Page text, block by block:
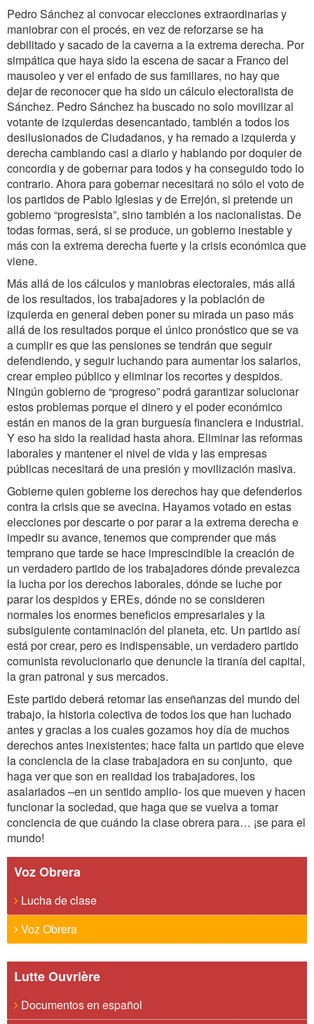
Pedro Sánchez al convocar elecciones extraordinarias y
maniobrar con el procés, en vez de reforzarse se ha
debilitado y sacado de la caverna a la extrema derecha. Por
simpática que haya sido la escena de sacar a Franco del
mausoleo y ver el enfado de sus familiares, no hay que
dejar de reconocer que ha sido un cálculo electoralista de
Sánchez. Pedro Sánchez ha buscado no solo movilizar al
votante de izquierdas desencantado, también a todos los
desilusionados de Ciudadanos, y ha remado a izquierda y
derecha cambiando casi a diario y hablando por doquier de
concordia y de gobernar para todos y ha conseguido todo lo
contrario. Ahora para gobernar necesitará no sólo el voto de
los partidos de Pablo Iglesias y de Errejón, si pretende un
gobierno “progresista”, sino también a los nacionalistas. De
todas formas, será, si se produce, un gobierno inestable y
más con la extrema derecha fuerte y la crisis económica que
viene.
Más allá de los cálculos y maniobras electorales, más allá
de los resultados, los trabajadores y la población de
izquierda en general deben poner su mirada un paso más
allá de los resultados porque el único pronóstico que se va
a cumplir es que las pensiones se tendrán que seguir
defendiendo, y seguir luchando para aumentar los salarios,
crear empleo público y eliminar los recortes y despidos.
Ningún gobierno de “progreso” podrá garantizar solucionar
estos problemas porque el dinero y el poder económico
están en manos de la gran burguesía financiera e industrial.
Y eso ha sido la realidad hasta ahora. Eliminar las reformas
laborales y mantener el nivel de vida y las empresas
públicas necesitará de una presión y movilización masiva.
Gobierne quien gobierne los derechos hay que defenderlos
contra la crisis que se avecina. Hayamos votado en estas
elecciones por descarte o por parar a la extrema derecha e
impedir su avance, tenemos que comprender que más
temprano que tarde se hace imprescindible la creación de
un verdadero partido de los trabajadores dónde prevalezca
la lucha por los derechos laborales, dónde se luche por
parar los despidos y EREs, dónde no se consideren
normales los enormes beneficios empresariales y la
subsiguiente contaminación del planeta, etc. Un partido así
está por crear, pero es indispensable, un verdadero partido
comunista revolucionario que denuncie la tiranía del capital,
la gran patronal y sus mercados.
Este partido deberá retomar las enseñanzas del mundo del
trabajo, la historia colectiva de todos los que han luchado
antes y gracias a los cuales gozamos hoy día de muchos
derechos antes inexistentes; hace falta un partido que eleve
la conciencia de la clase trabajadora en su conjunto, que
haga ver que son en realidad los trabajadores, los
asalariados –en un sentido amplio- los que mueven y hacen
funcionar la sociedad, que haga que se vuelva a tomar
conciencia de que cuándo la clase obrera para… ¡se para el
mundo!
Voz Obrera
Lucha de clase
Voz Obrera
Lutte Ouvrière
Documentos en español